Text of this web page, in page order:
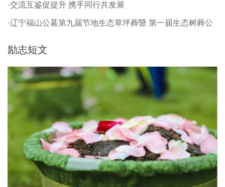
·交流互鉴促提升 携手同行共发展
·辽宁福山公墓第九届节地生态草坪葬暨 第一届生态树葬公
励志短文